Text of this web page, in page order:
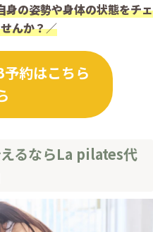
身の姿勢や身体の状態をチェ
んか？／
約はこちら
るならLa pilates代